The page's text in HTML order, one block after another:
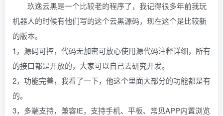
玖逸云黑是一个比较老的程序了，我记得很多年前我玩
机器人的时候有他们写的这个云黑源码，现在这个是比较新
的版本。
1，源码可控，代码无加密可放心使用源代码注释详细，所有
的接口都是开放的，大家可以自己去研究开发。
2，功能完善，我看了一下，他这个里面大部分的功能都是有
的。
3，多端支持，兼容IE，支持手机、平板、常见APP内置浏览